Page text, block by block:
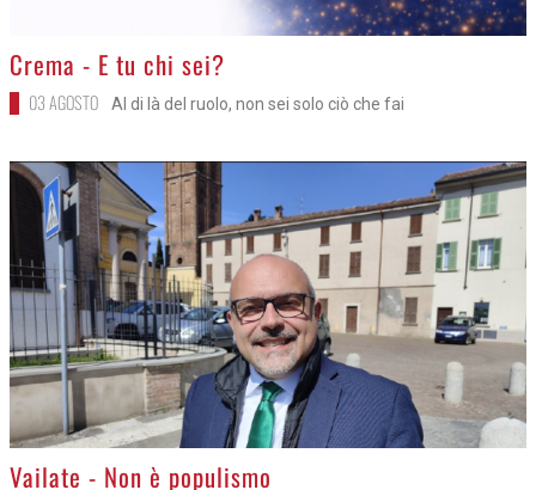
>
Crema - E tu chi sei?
03 AGOSTO Al di là del ruolo, non sei solo ciò che fai
>
Vailate - Non è populismo